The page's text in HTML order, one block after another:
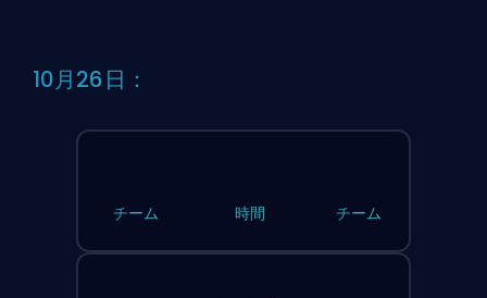
10月26日：
チーム 時間 チーム